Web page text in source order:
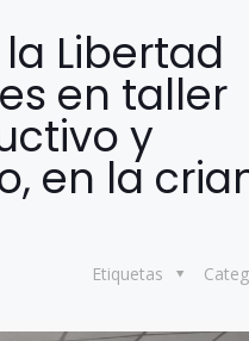
Libertad
en taller
y
en la
Etiquetas